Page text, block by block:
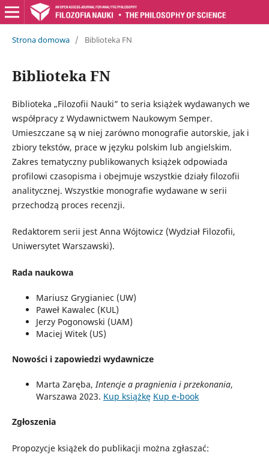
Strona domowa / Biblioteka FN
Biblioteka FN
Biblioteka „Filozofii Nauki” to seria książek wydawanych we
współpracy z Wydawnictwem Naukowym Semper.
Umieszczane są w niej zarówno monografie autorskie, jak i
zbiory tekstów, prace w języku polskim lub angielskim.
Zakres tematyczny publikowanych książek odpowiada
profilowi czasopisma i obejmuje wszystkie działy filozofii
analitycznej. Wszystkie monografie wydawane w serii
przechodzą proces recenzji.
Redaktorem serii jest Anna Wójtowicz (Wydział Filozofii,
Uniwersytet Warszawski).
Rada naukowa
Mariusz Grygianiec (UW)
Paweł Kawalec (KUL)
Jerzy Pogonowski (UAM)
Maciej Witek (US)
Nowości i zapowiedzi wydawnicze
Marta Zaręba, Intencje a pragnienia i przekonania,
Warszawa 2023. Kup książkę Kup e-book
Zgłoszenia
Propozycje książek do publikacji można zgłaszać: